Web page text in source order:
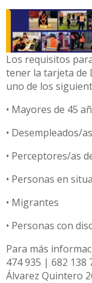
Los requisitos
tener la tarjeta de
uno de los
• Mayores de 45
• Desempleados/
• Perceptores/as
• Personas en
• Migrantes
• Personas con
Para más
474 935 | 682 138
Álvarez Quintero